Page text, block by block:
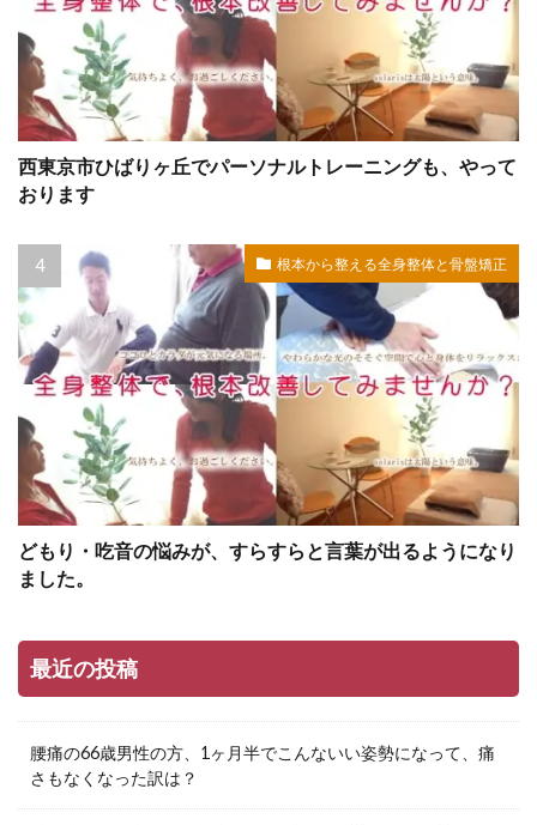
西東京市ひばりヶ丘でパーソナルトレーニングも、やって
おります
根本から整える全身整体と骨盤矯正
どもり・吃音の悩みが、すらすらと言葉が出るようになり
ました。
最近の投稿
腰痛の66歳男性の方、1ヶ月半でこんないい姿勢になって、痛
さもなくなった訳は？